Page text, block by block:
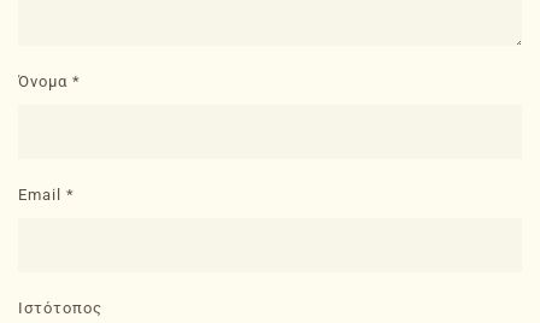
Όνομα *
Email *
Ιστότοπος